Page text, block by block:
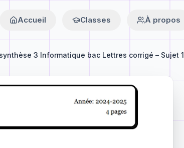
Accueil Classes À propos
3 Informatique bac Lettres corrigé – Sujet 1